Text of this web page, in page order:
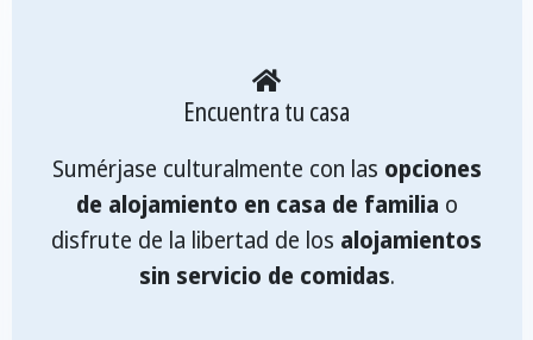
Encuentra tu casa
Sumérjase culturalmente con las opciones
de alojamiento en casa de familia o
disfrute de la libertad de los alojamientos
sin servicio de comidas.